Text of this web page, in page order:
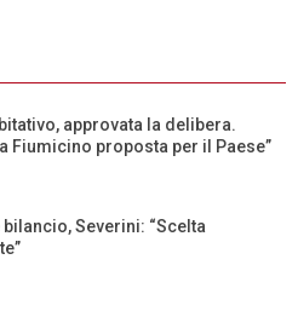
approvata la delibera.
Fiumicino proposta per il Paese”
Severini: “Scelta